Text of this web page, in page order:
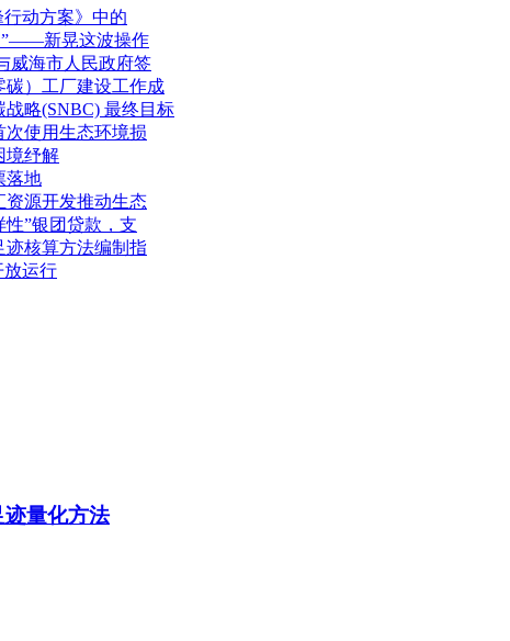
动方案》中的
”——新晃这波操作
威海市人民政府签
碳）工厂建设工作成
略(SNBC) 最终目标
次使用生态环境损
境纾解
落地
资源开发推动生态
”银团贷款，支
迹核算方法编制指
放运行
量化方法